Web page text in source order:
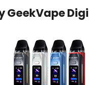
GeekVape Digi